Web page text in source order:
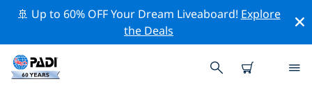
🚢 Up to 60% OFF Your Dream Liveaboard! Explore
the Deals